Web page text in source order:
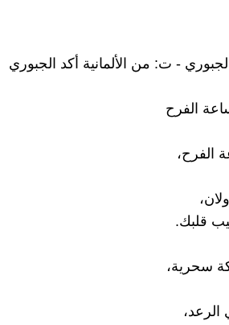
الجبوري - ت: من الألمانية أكد الجبوري
الفرح،
قلبك.
سحرية،
الرعد،